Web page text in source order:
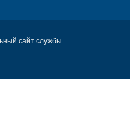
сайт службы